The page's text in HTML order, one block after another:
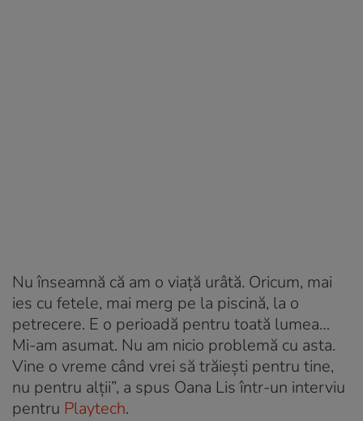
Nu înseamnă că am o viață urâtă. Oricum, mai
ies cu fetele, mai merg pe la piscină, la o
petrecere. E o perioadă pentru toată lumea…
Mi-am asumat. Nu am nicio problemă cu asta.
Vine o vreme când vrei să trăiești pentru tine,
nu pentru alții”, a spus Oana Lis într-un interviu
pentru Playtech.